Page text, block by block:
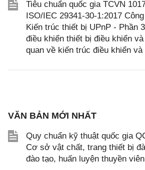
Tiêu chuẩn quốc gia TCVN
ISO/IEC 29341-30-1:2017
Kiến trúc thiết bị UPnP - Phần
điều khiển thiết bị điều khiển
quan về kiến trúc điều khiển và
VĂN BẢN MỚI NHẤT
Quy chuẩn kỹ thuật quốc gia
Cơ sở vật chất, trang thiết bị
đào tạo, huấn luyện thuyền